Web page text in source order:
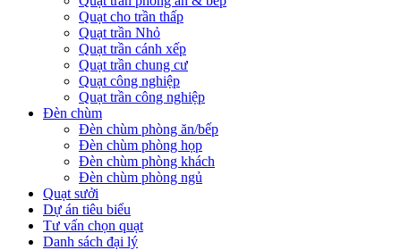
Quạt cho trần thấp
Quạt trần Nhỏ
Quạt trần cánh xếp
Quạt trần chung cư
Quạt công nghiệp
Quạt trần công nghiệp
Đèn chùm
Đèn chùm phòng ăn/bếp
Đèn chùm phòng họp
Đèn chùm phòng khách
Đèn chùm phòng ngủ
Quạt sưởi
Dự án tiêu biểu
Tư vấn chọn quạt
Danh sách đại lý